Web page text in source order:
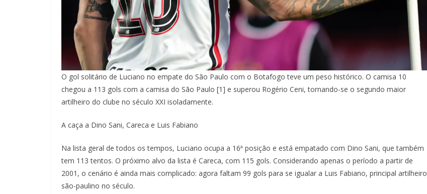
O gol solitário de Luciano no empate do São Paulo com o Botafogo teve um peso histórico. O camisa 10
chegou a 113 gols com a camisa do São Paulo [1] e superou Rogério Ceni, tornando-se o segundo maior
artilheiro do clube no século XXI isoladamente.
A caça a Dino Sani, Careca e Luis Fabiano
Na lista geral de todos os tempos, Luciano ocupa a 16ª posição e está empatado com Dino Sani, que também
tem 113 tentos. O próximo alvo da lista é Careca, com 115 gols. Considerando apenas o período a partir de
2001, o cenário é ainda mais complicado: agora faltam 99 gols para se igualar a Luis Fabiano, principal artilheiro
são-paulino no século.